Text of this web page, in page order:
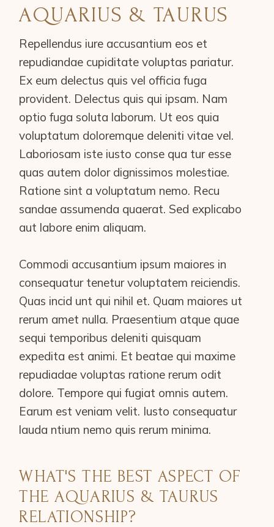
AQUARIUS & TAURUS
Repellendus iure accusantium eos et
repudiandae cupiditate voluptas pariatur.
Ex eum delectus quis vel officia fuga
provident. Delectus quis qui ipsam. Nam
optio fuga soluta laborum. Ut eos quia
voluptatum doloremque deleniti vitae vel.
Laboriosam iste iusto conse qua tur esse
quas autem dolor dignissimos molestiae.
Ratione sint a voluptatum nemo. Recu
sandae assumenda quaerat. Sed explicabo
aut labore enim aliquam.
Commodi accusantium ipsum maiores in
consequatur tenetur voluptatem reiciendis.
Quas incid unt qui nihil et. Quam maiores ut
rerum amet nulla. Praesentium atque quae
sequi temporibus deleniti quisquam
expedita est animi. Et beatae qui maxime
repudiadae voluptas ratione rerum odit
dolore. Tempore qui fugiat omnis autem.
Earum est veniam velit. Iusto consequatur
lauda ntium nemo quis rerum minima.
WHAT'S THE BEST ASPECT OF
THE AQUARIUS & TAURUS
RELATIONSHIP?